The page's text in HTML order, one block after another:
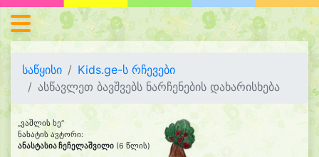
საწყისი
Kids.ge-ს რჩევები
ასწავლეთ ბავშვებს ნარჩენების დახარისხება
„ვაშლის ხე“
ნახატის ავტორი:
ანასტასია ჩეჩელაშვილი (6 წლის)